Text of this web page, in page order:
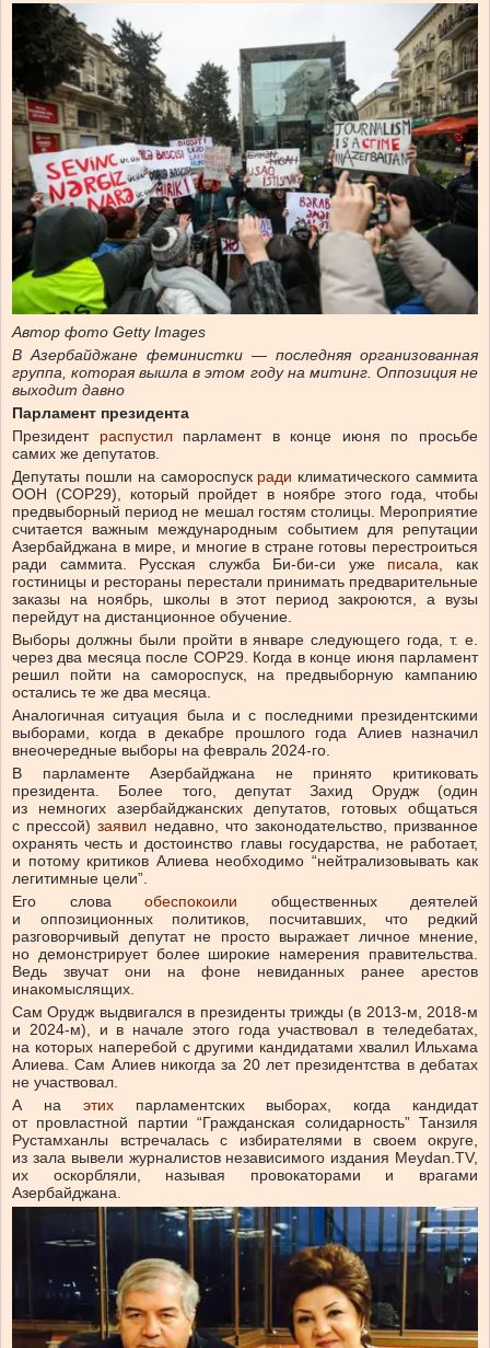
Автор фото Getty Images
В Азербайджане феминистки — последняя организованная
группа, которая вышла в этом году на митинг. Оппозиция не
выходит давно
Парламент президента
Президент распустилпарламент в конце июня по просьбе
самих же депутатов.
Депутаты пошли на самороспуск ради климатического саммита
ООН (СОР29), который пройдет в ноябре этого года, чтобы
предвыборный период не мешал гостям столицы. Мероприятие
считается важным международным событием для репутации
Азербайджана в мире, и многие в стране готовы перестроиться
ради саммита. Русская служба Би-би-си уже писала, как
гостиницы и рестораны перестали принимать предварительные
заказы на ноябрь, школы в этот период закроются, а вузы
перейдут на дистанционное обучение.
Выборы должны были пройти в январе следующего года, т. е.
через два месяца после СОР29. Когда в конце июня парламент
решил пойти на самороспуск, на предвыборную кампанию
остались те же два месяца.
Аналогичная ситуация была и с последними президентскими
выборами, когда в декабре прошлого года Алиев назначил
внеочередные выборы на февраль 2024-го.
В парламенте Азербайджана не принято критиковать
президента. Более того, депутат Захид Орудж (один
из немногих азербайджанских депутатов, готовых общаться
с прессой)заявил недавно, что законодательство, призванное
охранять честь и достоинство главы государства, не работает,
и потому критиков Алиева необходимо “нейтрализовывать как
легитимные цели”.
Его слова обеспокоили общественных деятелей
и оппозиционных политиков, посчитавших, что редкий
разговорчивый депутат не просто выражает личное мнение,
но демонстрирует более широкие намерения правительства.
Ведь звучат они на фоне невиданных ранее арестов
инакомыслящих.
Сам Орудж выдвигался в президенты трижды (в 2013-м, 2018-м
и 2024-м), и в начале этого года участвовал в теледебатах,
на которых наперебой с другими кандидатами хвалил Ильхама
Алиева. Сам Алиев никогда за 20 лет президентства в дебатах
не участвовал.
А на этихпарламентских выборах, когда кандидат
от провластной партии “Гражданская солидарность” Танзиля
Рустамханлы встречалась с избирателями в своем округе,
из зала вывели журналистов независимого издания Meydan.TV,
их оскорбляли, называя провокаторами и врагами
Азербайджана.